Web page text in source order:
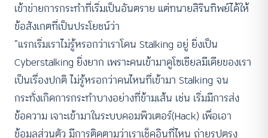
เข้าข่ายการกระทำที่เริ่มเป็นอันตราย แต่ทนายสิรินทิพย์ได้ให้
ข้อสังเกตที่เป็นประโยชน์ว่า
“แรกเริ่มเราไม่รู้หรอกว่าเราโดน Stalking อยู่ ยิ่งเป็น
Cyberstalking ยิ่งยาก เพราะคนเข้ามาดูโซเชียลมีเดียของเรา
เป็นเรื่องปกติ ไม่รู้หรอกว่าคนไหนที่เข้ามา Stalking จน
กระทั่งเกิดการกระทำบางอย่างที่ข้ามเส้น เช่น เริ่มมีการส่ง
ข้อความ เจาะเข้ามาในระบบคอมพิวเตอร์(Hack) เพื่อเอา
ข้อมูลส่วนตัว มีการติดตามว่าเราเช็คอินที่ไหน ถ่ายรูปตรง